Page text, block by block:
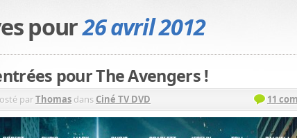
pour26 avril 2012
pour The Avengers !
parThomas dans Ciné TV DVD 11